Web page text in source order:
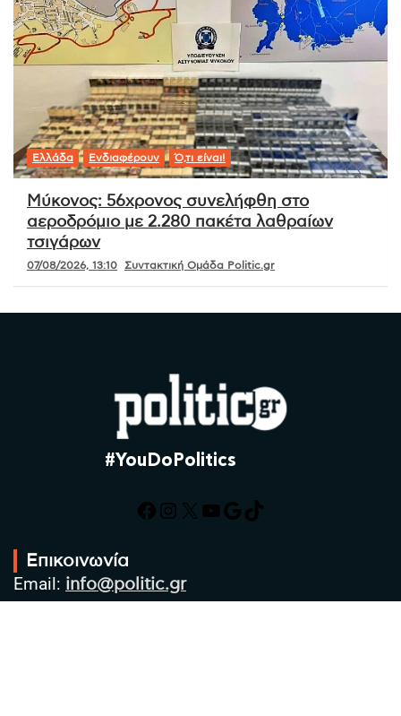
Ελλάδα Ενδιαφέρουν Ό,τι είναι!
Μύκονος: 56χρονος συνελήφθη στο
αεροδρόμιο με 2.280 πακέτα λαθραίων
τσιγάρων
07/08/2026, 13:10 Συντακτική Ομάδα Politic.gr
#YouDoPolitics
Facebook
Instagram
X YouTube
Google
TikTok
Επικοινωνία
Email: info@politic.gr
Τηλ: